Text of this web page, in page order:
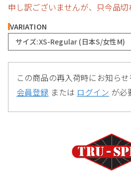
申し訳ございませんが、只今品切
VARIATION
サイズ:XS-Regular (日本S/女性M)
この商品の再入荷時にお知ら
会員登録 または ログイン が必